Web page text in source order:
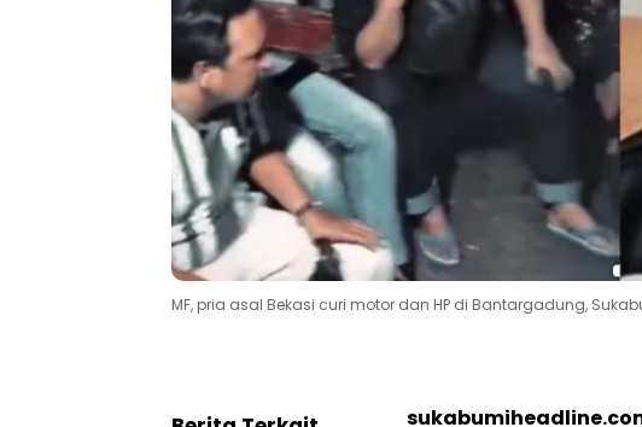
MF, pria asal Bekasi curi motor dan HP di Bantargadung,